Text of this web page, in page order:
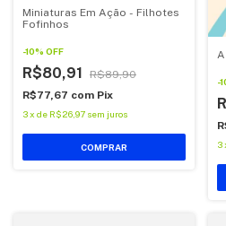
Miniaturas Em Ação - Filhotes
Fofinhos
-10% OFF
R$80,91
R$89,90
R$77,67 com Pix
3x de R$26,97 sem juros
COMPRAR
-
3